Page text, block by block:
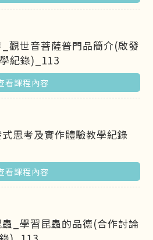
觀世音菩薩普門品簡介(啟發
紀錄)_113
看課程內容
思考及實作體驗教學紀錄
看課程內容
_學習昆蟲的品德(合作討論